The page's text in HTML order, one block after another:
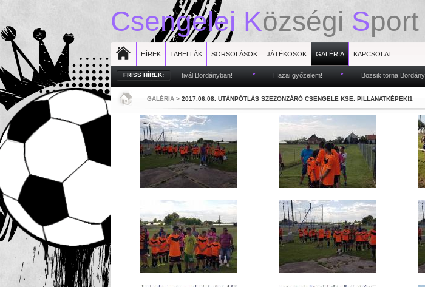
Csengelei Községi Sport
HÍREK TABELLÁK SORSOLÁSOK JÁTÉKOSOK GALÉRIA KAPCSOLAT
FRISS HÍREK:
Utolsó Bajnoki Bozsik fesztivál Bordányban! Hazai győzelem! Bozsik torna Bordányban
GALÉRIA > 2017.06.08. UTÁNPÓTLÁS SZEZONZÁRÓ CSENGELE KSE. PILLANATKÉPEK!1